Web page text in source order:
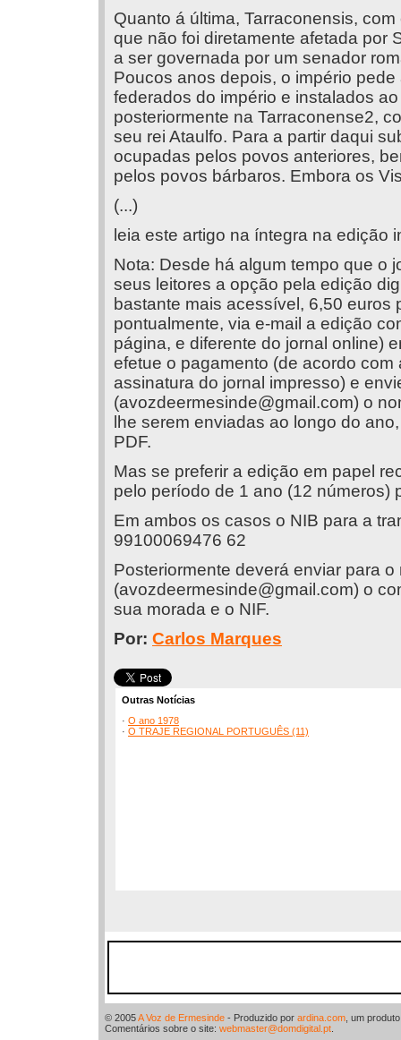
Quanto á última, Tarraconensis,
que não foi diretamente afetada por
a ser governada por um senador
Poucos anos depois, o império
federados do império e instalados
posteriormente na Tarraconense2,
seu rei Ataulfo. Para a partir daqui
ocupadas pelos povos anteriores,
pelos povos bárbaros. Embora os
(...)
leia este artigo na íntegra na edição
Nota: Desde há algum tempo que o
seus leitores a opção pela edição
bastante mais acessível, 6,50 euros
pontualmente, via e-mail a edição
página, e diferente do jornal online)
efetue o pagamento (de acordo
assinatura do jornal impresso) e
(avozdeermesinde@gmail.com) o
lhe serem enviadas ao longo do
PDF.
Mas se preferir a edição em papel
pelo período de 1 ano (12 números)
Em ambos os casos o NIB para a
99100069476 62
Posteriormente deverá enviar para
(avozdeermesinde@gmail.com) o
sua morada e o NIF.
Por: Carlos Marques
Outras Notícias
· O ano 1978
· O TRAJE REGIONAL PORTUGUÊS (11)
© 2005A Voz de Ermesinde - Produzido por ardina.com , um
Comentários sobre o site: webmaster@domdigital.pt